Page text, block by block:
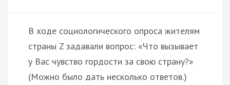
В ходе социологического опроса жителям
страны Z задавали вопрос: «Что вызывает
у Вас чувство гордости за свою страну?»
(Можно было дать несколько ответов.)